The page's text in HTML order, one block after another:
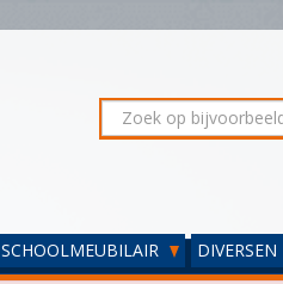
SCHOOLMEUBILAIR DIVERSEN